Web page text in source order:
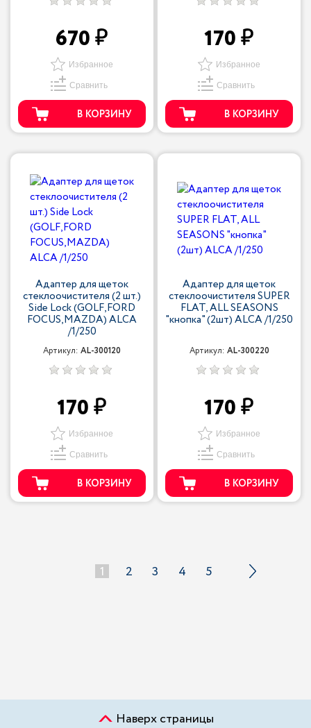
670
Избранное
Сравнить
В КОРЗИНУ
170
Избранное
Сравнить
В КОРЗИНУ
Адаптер для щеток
стеклоочистителя (2 шт.)
Side Lock (GOLF,FORD
FOCUS,MAZDA) ALCA
/1/250
Артикул: AL-300120
170
Избранное
Сравнить
В КОРЗИНУ
Адаптер для щеток
стеклоочистителя SUPER
FLAT, ALL SEASONS
"кнопка" (2шт) ALCA /1/250
Артикул: AL-300220
170
Избранное
Сравнить
В КОРЗИНУ
1 2 3 4 5
Наверх страницы